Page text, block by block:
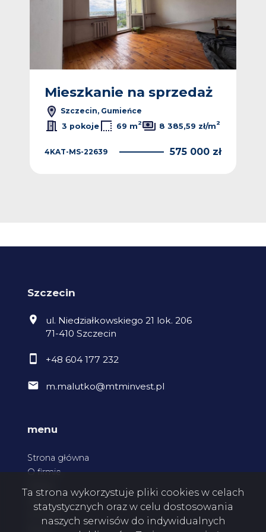
Mieszkanie na sprzedaż
Szczecin, Gumieńce
3 pokoje
69 m2 8 385,59 zł/m2
4KAT-MS-22639 575 000 zł
Szczecin
ul. Niedziałkowskiego 21 lok. 206
71-410 Szczecin
+48 604 177 232
m.malutko@mtminvest.pl
menu
Strona główna
O firmie
Kontakt
Ta strona wykorzystuje pliki cookies w celach
statystycznych oraz w celu dostosowania
naszych serwisów do indywidualnych